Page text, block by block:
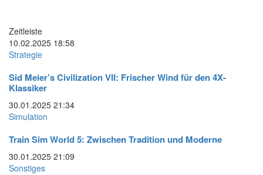
Zeitleiste
10.02.2025 18:58
Strategie
Sid Meier’s Civilization VII: Frischer Wind für den 4X-
Klassiker
30.01.2025 21:34
Simulation
Train Sim World 5: Zwischen Tradition und Moderne
30.01.2025 21:09
Sonstiges